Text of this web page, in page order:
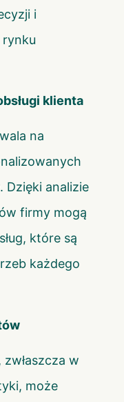
i
rynku
klienta
na
Dzięki analizie
firmy mogą
które są
każdego
w
może